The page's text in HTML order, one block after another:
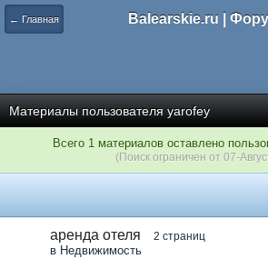
← Главная Balearskie.ru |
Материалы пользователя yarofey
Всего 1 материалов оставлено
(Поиск ограничен от 07-
аренда отеля 2 страниц
в Недвижимость